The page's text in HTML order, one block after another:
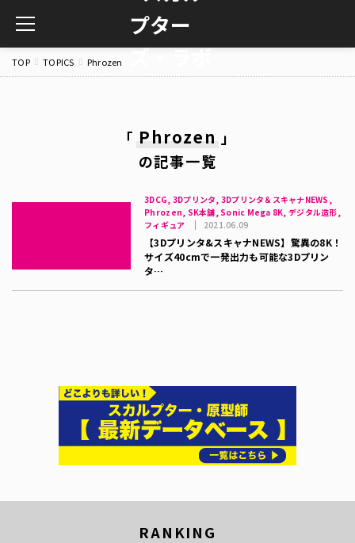
toggle
navigation
TOP TOPICS Phrozen
「 Phrozen 」
の記事一覧
3DCG, 3Dプリンタ, 3Dプリンタ＆スキャナNEWS,
Phrozen, SK本舗, Sonic Mega 8K, デジタル造形,
フィギュア
2021.06.09
【3Dプリンタ&スキャナNEWS】驚異の8K！
サイズ40cmで一発出力も可能な3Dプリン
タ…
RANKING